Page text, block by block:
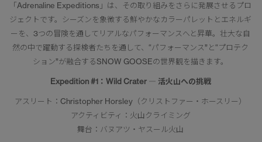
「Adrenaline Expeditions」は、その取り組みをさらに発展させるプロ
ジェクトです。シーズンを象徴する鮮やかなカラーパレットとエネルギ
ーを、3つの冒険を通してリアルなパフォーマンスへと昇華。壮大な自
然の中で躍動する探検者たちを通して、“パフォーマンス”と“プロテク
ション”が融合するSNOW GOOSEの世界観を描きます。
Expedition #1：Wild Crater ― 活火山への挑戦
アスリート：Christopher Horsley（クリストファー・ホースリー）
アクティビティ：火山クライミング
舞台：バヌアツ・ヤスール火山